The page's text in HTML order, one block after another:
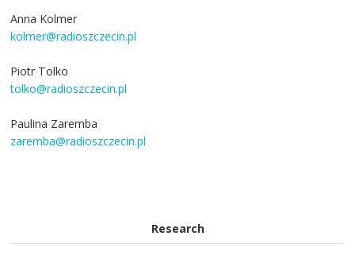
Anna Kolmer
kolmer@radioszczecin.pl
Piotr Tolko
tolko@radioszczecin.pl
Paulina Zaremba
zaremba@radioszczecin.pl
Research